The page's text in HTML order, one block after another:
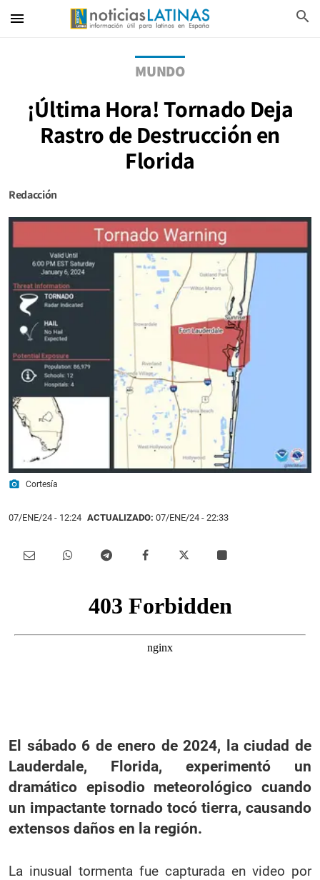
menu search
MUNDO
¡Última Hora! Tornado Deja
Rastro de Destrucción en
Florida
Redacción
photo_camera Cortesía
07/ENE/24 - 12:24 ACTUALIZADO: 07/ENE/24 - 22:33
El sábado 6 de enero de 2024, la ciudad de
Lauderdale, Florida, experimentó un
dramático episodio meteorológico cuando
un impactante tornado tocó tierra, causando
extensos daños en la región.
La inusual tormenta fue capturada en video por